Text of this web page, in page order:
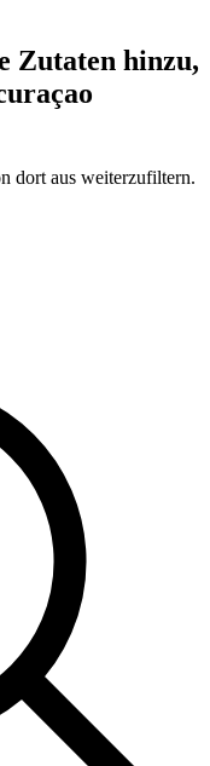
Zutaten hinzu,
dort aus weiterzufiltern.